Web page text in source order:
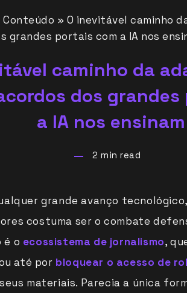
Conteúdo » O inevitável caminho
grandes portais com a IA nos
caminho da
dos
a IA nos ensinam
2 min read
grande avanço
costuma ser o combate
é o ecossistema de jornalismo,
até por bloquear o acesso de
materiais. Parecia a única